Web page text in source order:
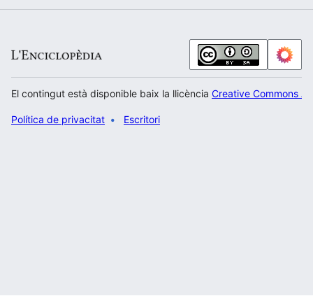
El contingut està disponible baix la llicència Creative Commons
Política de privacitat Escritori